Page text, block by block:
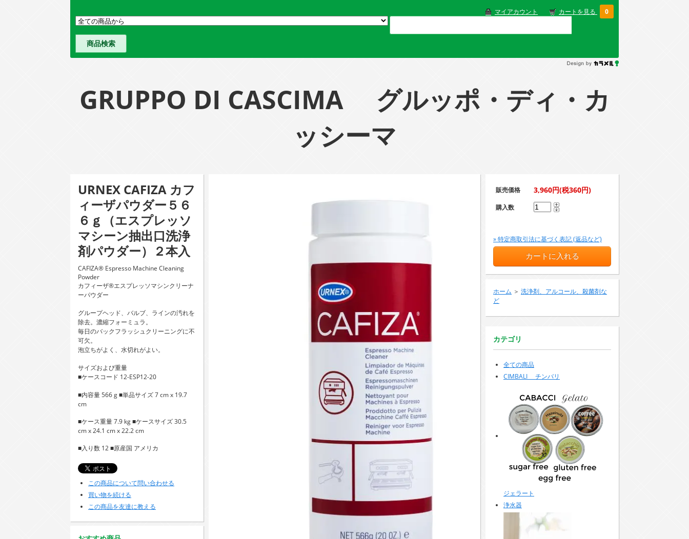
マイアカウント カートを見る 0
GRUPPO DI CASCIMA グルッポ・ディ・カ
ッシーマ
URNEX CAFIZA カフ
ィーザパウダー５６
６ｇ（エスプレッソ
マシーン抽出口洗浄
剤パウダー）２本入
CAFIZA® Espresso Machine Cleaning
Powder
カフィーザ®エスプレッソマシンクリーナ
ーパウダー
グループヘッド、バルブ、ラインの汚れを
除去。濃縮フォーミュラ。
毎日のバックフラッシュクリーニングに不
可欠。
泡立ちがよく、水切れがよい。
サイズおよび重量
■ケースコード 12-ESP12-20
■内容量 566 g ■単品サイズ 7 cm x 19.7
cm
■ケース重量 7.9 kg ■ケースサイズ 30.5
cm x 24.1 cm x 22.2 cm
■入り数 12 ■原産国 アメリカ
この商品について問い合わせる
買い物を続ける
この商品を友達に教える
販売価格 3,960円(税360円)
購入数
» 特定商取引法に基づく表記 (返品など)
ホーム ＞ 洗浄剤、アルコール、殺菌剤な
ど
カテゴリ
全ての商品
CIMBALI チンバリ
ジェラート
浄水器